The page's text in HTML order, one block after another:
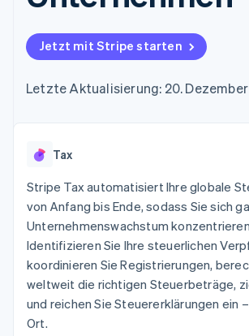
125
Terminal
Zahlungen vor Ort
Boost
Autorisierungsraten
Beschleunigter
Financial
Connections
Verbundene
Finanzdaten
Data Pipeline
Mehr
Product roadmap
Ausblick
Geldmanagement
SaaS
Bewirtung, Reisen und
Freizeit
Versicherungen
Medien und
Unterhaltung
Gemeinnützige
Organisationen
Fachdienstleistungen
Öffentlicher Sektor
Marktplatz auf
Abonnementverwaltung
nutzungsbasierte
Abrechnung um
Karten ausgeben: So
Diensten mit Agenten
Ressourcen
App-Integrationen
Code-Beispiele
Entwickler-Blog
Stripe Sessions
Karriere
Stripe Press
kontaktieren
Partner werden
Jetzt mit Stripe starten
Letzte Aktualisierung: 20.
Tax
Stripe Tax automatisiert Ihre globale
von Anfang bis Ende, sodass Sie sich
Unternehmenswachstum
Identifizieren Sie Ihre steuerlichen
koordinieren Sie Registrierungen,
weltweit die richtigen Steuerbeträge,
und reichen Sie Steuererklärungen ein
Ort.